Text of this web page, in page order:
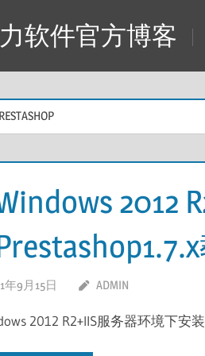
软件官方博客
2012
年9月15日 ADMIN
2012 R2+IIS服务器环境下安